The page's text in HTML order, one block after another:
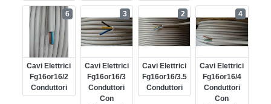
Cavi Elettrici
Fg16or16/2
Conduttori
6
Cavi Elettrici
Fg16or16/3
Conduttori
Con
3
Cavi Elettrici
Fg16or16/3.5
Conduttori
2
Cavi Elettrici
Fg16or16/4
Conduttori
Con
4